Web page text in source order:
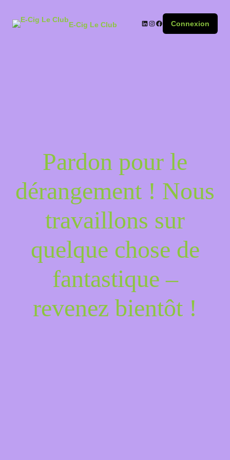
E-Cig Le Club Connexion
Pardon pour le
dérangement ! Nous
travaillons sur
quelque chose de
fantastique –
revenez bientôt !